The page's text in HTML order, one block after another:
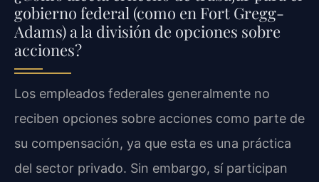
gobierno federal (como en Fort Gregg-
Adams) a la división de opciones sobre
acciones?
Los empleados federales generalmente no
reciben opciones sobre acciones como parte de
su compensación, ya que esta es una práctica
del sector privado. Sin embargo, sí participan